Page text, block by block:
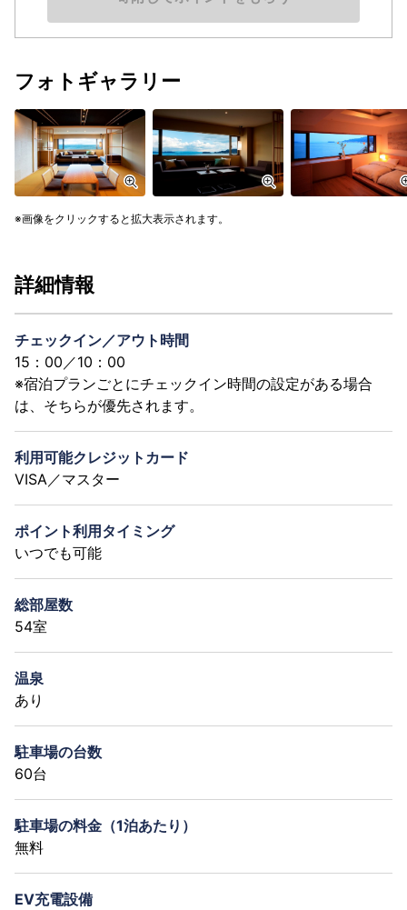
フォトギャラリー
画像をクリックすると拡大表示されます。
詳細情報
チェックイン／アウト時間
15：00／10：00
※宿泊プランごとにチェックイン時間の設定がある場合
は、そちらが優先されます。
利用可能クレジットカード
VISA／マスター
ポイント利用タイミング
いつでも可能
総部屋数
54室
温泉
あり
駐車場の台数
60台
駐車場の料金（1泊あたり）
無料
EV充電設備